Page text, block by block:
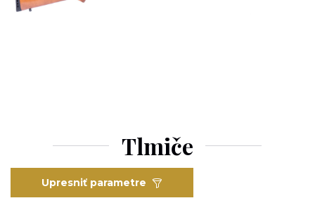
Tlmiče
Upresniť parametre